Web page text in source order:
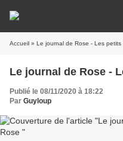
Accueil » Le journal de Rose - Les petits
Le journal de Rose -
Publié le 08/11/2020 à 18:22
Par Guyloup